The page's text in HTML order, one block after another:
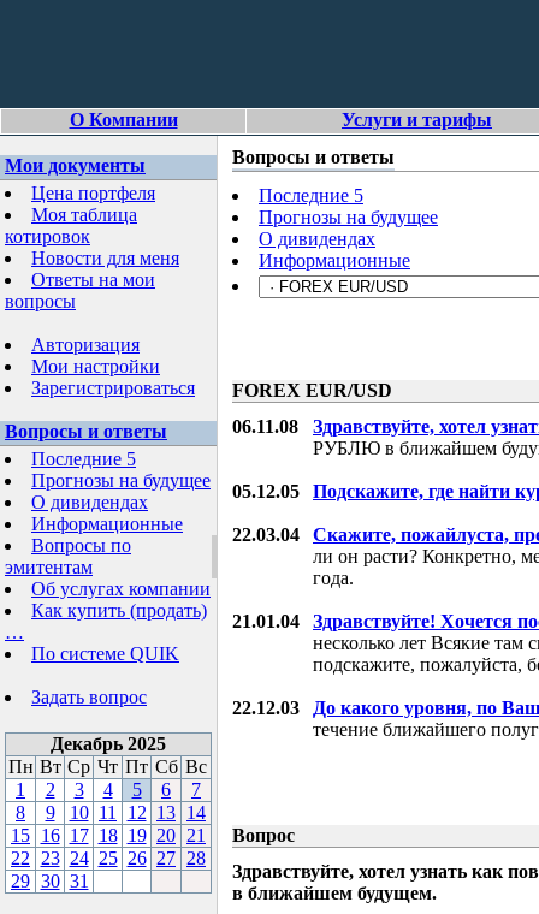
О Компании Услуги и тарифы
Мои документы
Цена портфеля
Моя таблица
котировок
Новости для меня
Ответы на мои
вопросы
Авторизация
Мои настройки
Зарегистрироваться
Вопросы и ответы
Последние 5
Прогнозы на будущее
О дивидендах
Информационные
Вопросы по
эмитентам
Об услугах компании
Как купить (продать)
…
По системе QUIK
Задать вопрос
Декабрь 2025
Пн Вт Ср Чт Пт Сб Вс
1
2 3 4 5 6
7
8
9 10 11 12 13 14
15 16 17 18 19 20 21
22
23 24 25 26 27 28
29 30 31
Вопросы и ответы
Последние 5
Прогнозы на будущее
О дивидендах
Информационные
FOREX EUR/USD
06.11.08 Здравствуйте, хотел
РУБЛЮ в ближайшем
05.12.05 Подскажите, где найти
22.03.04
Скажите, пожайлуста,
ли он расти? Конкретно,
года.
21.01.04
Здравствуйте! Хочется
несколько лет Всякие там
подскажите, пожалуйста,
22.12.03
До какого уровня, по
течение ближайшего
Вопрос
Здравствуйте, хотел узнать как
в ближайшем будущем.